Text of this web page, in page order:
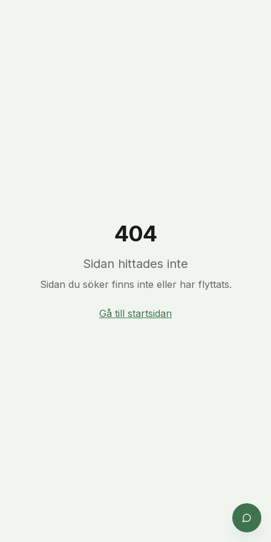
404
Sidan hittades inte
Sidan du söker finns inte eller har flyttats.
Gå till startsidan